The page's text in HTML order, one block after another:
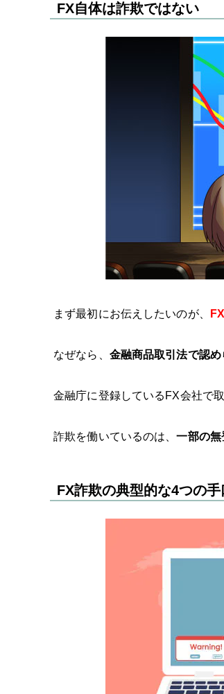
FX自体は詐欺ではない
まず最初にお伝えしたいのが、
なぜなら、 金融商品取引法で認め
金融庁に登録しているFX会社で
詐欺を働いているのは、一部の無
FX詐欺の典型的な4つの手